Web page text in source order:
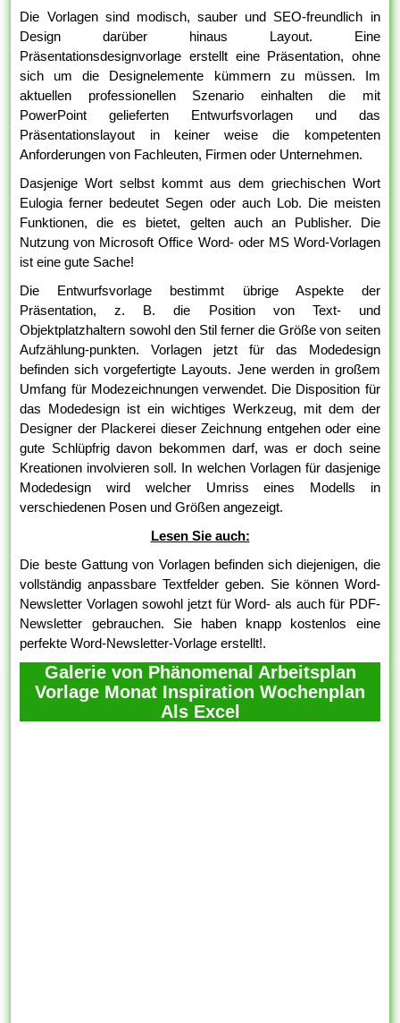
Die Vorlagen sind modisch, sauber und SEO-freundlich in
Design darüber hinaus Layout. Eine
Präsentationsdesignvorlage erstellt eine Präsentation, ohne
sich um die Designelemente kümmern zu müssen. Im
aktuellen professionellen Szenario einhalten die mit
PowerPoint gelieferten Entwurfsvorlagen und das
Präsentationslayout in keiner weise die kompetenten
Anforderungen von Fachleuten, Firmen oder Unternehmen.
Dasjenige Wort selbst kommt aus dem griechischen Wort
Eulogia ferner bedeutet Segen oder auch Lob. Die meisten
Funktionen, die es bietet, gelten auch an Publisher. Die
Nutzung von Microsoft Office Word- oder MS Word-Vorlagen
ist eine gute Sache!
Die Entwurfsvorlage bestimmt übrige Aspekte der
Präsentation, z. B. die Position von Text- und
Objektplatzhaltern sowohl den Stil ferner die Größe von seiten
Aufzählung-punkten. Vorlagen jetzt für das Modedesign
befinden sich vorgefertigte Layouts. Jene werden in großem
Umfang für Modezeichnungen verwendet. Die Disposition für
das Modedesign ist ein wichtiges Werkzeug, mit dem der
Designer der Plackerei dieser Zeichnung entgehen oder eine
gute Schlüpfrig davon bekommen darf, was er doch seine
Kreationen involvieren soll. In welchen Vorlagen für dasjenige
Modedesign wird welcher Umriss eines Modells in
verschiedenen Posen und Größen angezeigt.
Lesen Sie auch:
Die beste Gattung von Vorlagen befinden sich diejenigen, die
vollständig anpassbare Textfelder geben. Sie können Word-
Newsletter Vorlagen sowohl jetzt für Word- als auch für PDF-
Newsletter gebrauchen. Sie haben knapp kostenlos eine
perfekte Word-Newsletter-Vorlage erstellt!.
Galerie von Phänomenal Arbeitsplan
Vorlage Monat Inspiration Wochenplan
Als Excel